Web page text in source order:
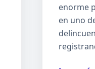
enorme
en uno